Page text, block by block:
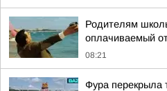
Родителям
оплачиваемый
08:21
Фура перекрыла